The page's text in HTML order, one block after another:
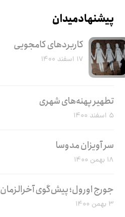
پیشنهاد میدان
کاربرد‌های کامجویی
۱۷ اسفند ۱۴۰۰
تطهیر پهنه‌های شهری
۵ اسفند ۱۴۰۰
سر آویزان مدوسا
۱۸ بهمن ۱۴۰۰
جورج اورول؛ پیش‌گوی آخرالزمان
۳ بهمن ۱۴۰۰